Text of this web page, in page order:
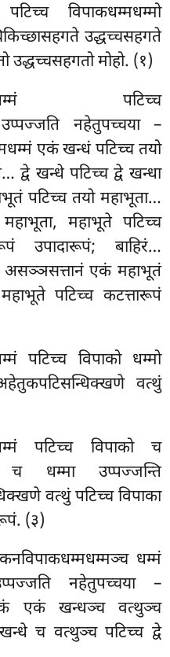
विपाकधम्मधम्मो
उद्धच्चसहगते
उद्धच्चसहगतो मोहो. (१)
पटिच्च
उप्पज्जति नहेतुपच्चया –
एकं खन्धं पटिच्च तयो
द्वे खन्धे पटिच्च द्वे खन्धा
पटिच्च तयो महाभूता…
महाभूते पटिच्च
उपादारूपं; बाहिरं…
असञ्ञसत्तानं एकं महाभूतं
पटिच्च कटत्तारूपं
पटिच्च विपाको धम्मो
वत्थुं
पटिच्च विपाको च
च धम्मा उप्पज्जन्ति
वत्थुं पटिच्च विपाका
(३)
धम्मं
नहेतुपच्चया –
एकं खन्धञ्च वत्थुञ्च
च वत्थुञ्च पटिच्च द्वे